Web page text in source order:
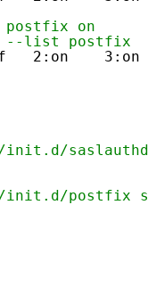
postfix on
--list postfix
2:on    3:on
init.d/postfix